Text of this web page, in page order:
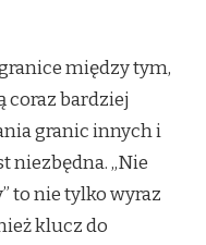
między tym,
coraz bardziej
granic innych i
niezbędna. „Nie
to nie tylko wyraz
klucz do